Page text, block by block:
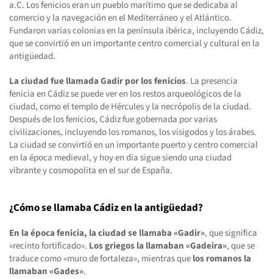
a.C. Los fenicios eran un pueblo marítimo que se dedicaba al
comercio y la navegación en el Mediterráneo y el Atlántico.
Fundaron varias colonias en la península ibérica, incluyendo Cádiz,
que se convirtió en un importante centro comercial y cultural en la
antigüedad.
La ciudad fue llamada Gadir por los fenicios. La presencia
fenicia en Cádiz se puede ver en los restos arqueológicos de la
ciudad, como el templo de Hércules y la necrópolis de la ciudad.
Después de los fenicios, Cádiz fue gobernada por varias
civilizaciones, incluyendo los romanos, los visigodos y los árabes.
La ciudad se convirtió en un importante puerto y centro comercial
en la época medieval, y hoy en día sigue siendo una ciudad
vibrante y cosmopolita en el sur de España.
¿Cómo se llamaba Cádiz en la antigüedad?
En la época fenicia, la ciudad se llamaba «Gadir», que significa
«recinto fortificado». Los griegos la llamaban «Gadeira», que se
traduce como «muro de fortaleza», mientras quelos romanos la
llamaban «Gades».